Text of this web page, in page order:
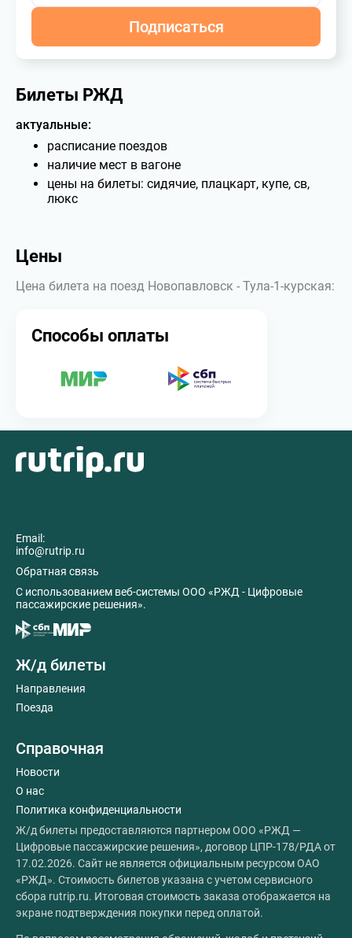
Подписаться
Билеты РЖД
актуальные:
расписание поездов
наличие мест в вагоне
цены на билеты: сидячие, плацкарт, купе, св,
люкс
Цены
Цена билета на поезд Новопавловск - Тула-1-курская:
Способы оплаты
Email:
info@rutrip.ru
Обратная связь
C использованием веб-системы ООО «РЖД - Цифровые
пассажирские решения».
Ж/д билеты
Направления
Поезда
Справочная
Новости
О нас
Политика конфиденциальности
Ж/д билеты предоставляются партнером ООО «РЖД —
Цифровые пассажирские решения», договор ЦПР-178/РДА от
17.02.2026. Сайт не является официальным ресурсом ОАО
«РЖД». Стоимость билетов указана с учетом сервисного
сбора rutrip.ru. Итоговая стоимость заказа отображается на
экране подтверждения покупки перед оплатой.